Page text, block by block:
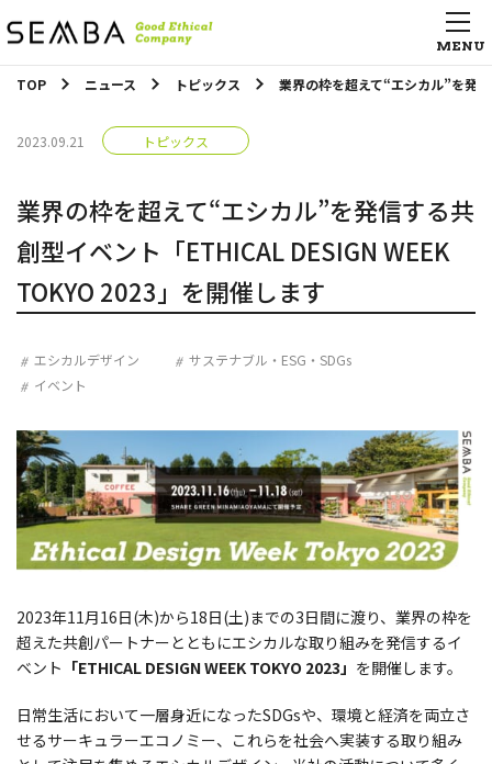
TOP ニュース トピックス 業界の枠を超えて“エシカル”を発
2023.09.21 トピックス
業界の枠を超えて“エシカル”を発信する共
創型イベント「ETHICAL DESIGN WEEK
TOKYO 2023」を開催します
エシカルデザイン
サステナブル・ESG・SDGs
イベント
2023年11月16日(木)から18日(土)までの3日間に渡り、業界の枠を
超えた共創パートナーとともにエシカルな取り組みを発信するイ
ベント 「ETHICAL DESIGN WEEK TOKYO 2023」 を開催します。
日常生活において一層身近になったSDGsや、環境と経済を両立さ
せるサーキュラーエコノミー、これらを社会へ実装する取り組み